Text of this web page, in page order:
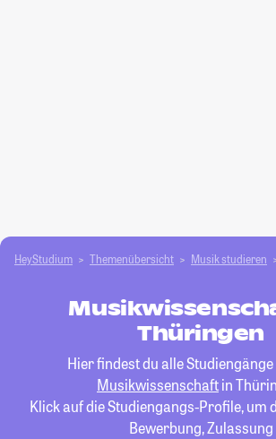
HeyStudium Themenübersicht Musik studieren
Thüringen
Hier findest du alle Studiengänge
Musikwissenschaftin
Klick auf die Studiengangs-Profile, um
Bewerbung, Zulassung